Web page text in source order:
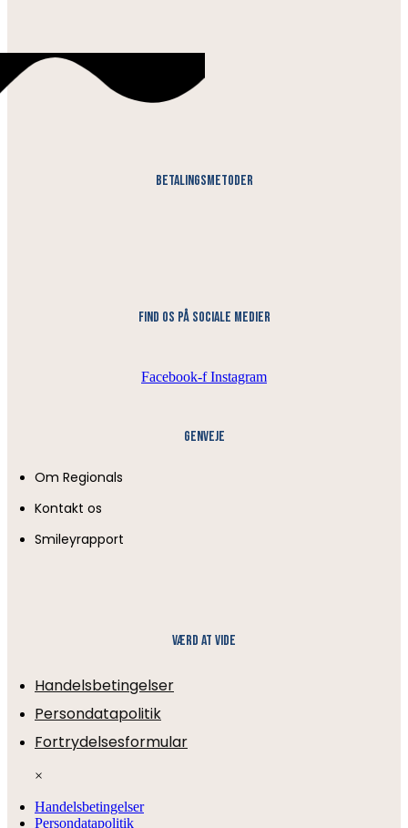
Betalingsmetoder
find os på sociale medier
Facebook-f Instagram
Genveje
Om Regionals
Kontakt os
Smileyrapport
Værd at vide
Handelsbetingelser
Persondatapolitik
Fortrydelsesformular
×
Handelsbetingelser
Persondatapolitik